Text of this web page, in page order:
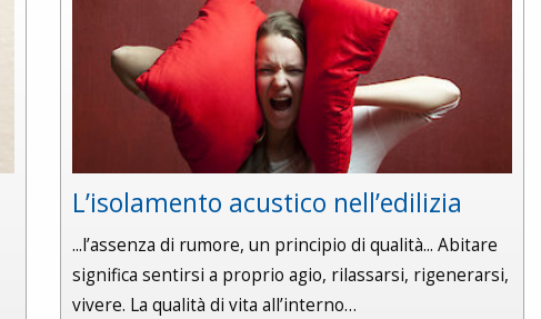
L’isolamento acustico nell’edilizia
...l’assenza di rumore, un principio di qualità... Abitare
significa sentirsi a proprio agio, rilassarsi, rigenerarsi,
vivere. La qualità di vita all’interno…